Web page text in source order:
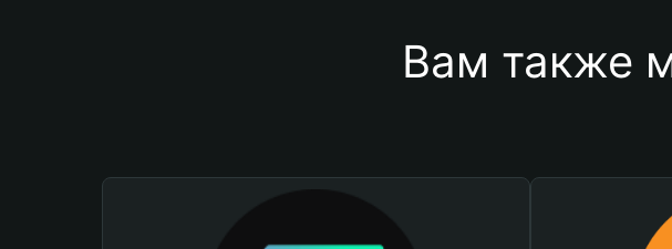
Вам также